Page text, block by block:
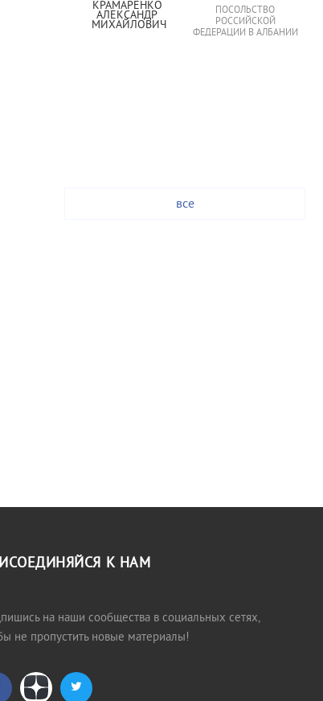
КРАМАРЕНКО
АЛЕКСАНДР
МИХАЙЛОВИЧ
ПОСОЛЬСТВО
РОССИЙСКОЙ
ФЕДЕРАЦИИ В АЛБАНИИ
все
К НАМ
на наши сообщества в социальных сетях,
не пропустить новые материалы!